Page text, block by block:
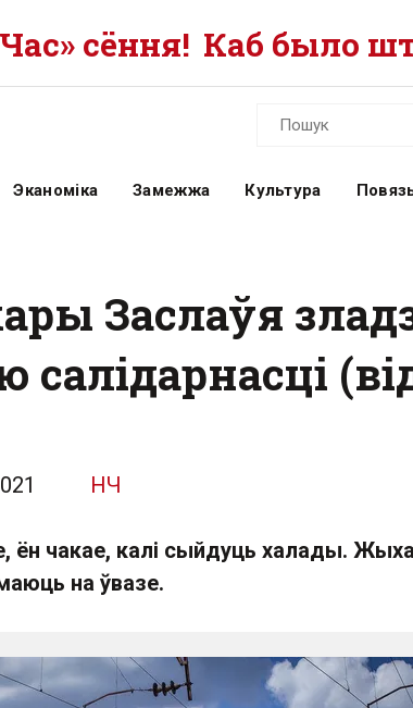
сёння! Каб было
Эканоміка Замежжа Культура
Заслаўя
НЧ
ён чакае, калі сыйдуць халады.
на ўвазе.